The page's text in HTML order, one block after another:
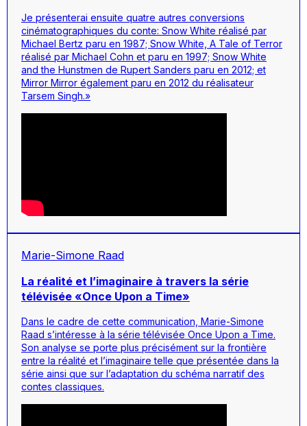
Je présenterai ensuite quatre autres conversions
cinématographiques du conte: Snow White réalisé par
Michael Bertz paru en 1987; Snow White, A Tale of Terror
réalisé par Michael Cohn et paru en 1997; Snow White
and the Hunstmen de Rupert Sanders paru en 2012; et
Mirror Mirror également paru en 2012 du réalisateur
Tarsem Singh.»
Marie-Simone Raad
La réalité et l’imaginaire à travers la série
télévisée «Once Upon a Time»
Dans le cadre de cette communication, Marie-Simone
Raad s’intéresse à la série télévisée Once Upon a Time.
Son analyse se porte plus précisément sur la frontière
entre la réalité et l’imaginaire telle que présentée dans la
série ainsi que sur l’adaptation du schéma narratif des
contes classiques.